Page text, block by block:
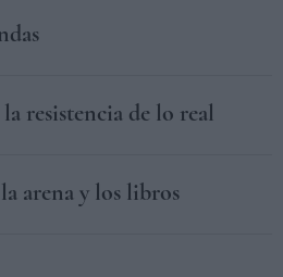
resistencia de lo real
arena y los libros